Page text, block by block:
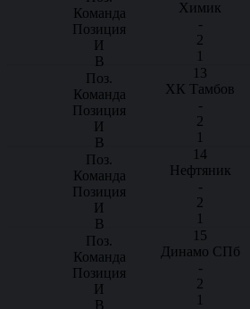
Химик
-
2
1
13
ХК Тамбов
-
2
1
14
Нефтяник
-
2
1
15
Динамо СПб
-
2
1